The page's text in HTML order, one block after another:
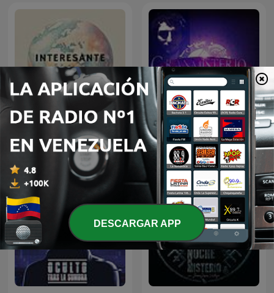
Interesante historia VM Granmisterio
DESCARGAR APP